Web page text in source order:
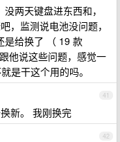
两天键盘进东西和，
，监测说电池没问题，
是给换了 （ 19 款
他说这些问题，感觉一
是干这个用的吗。
41
新。 我刚换完
42